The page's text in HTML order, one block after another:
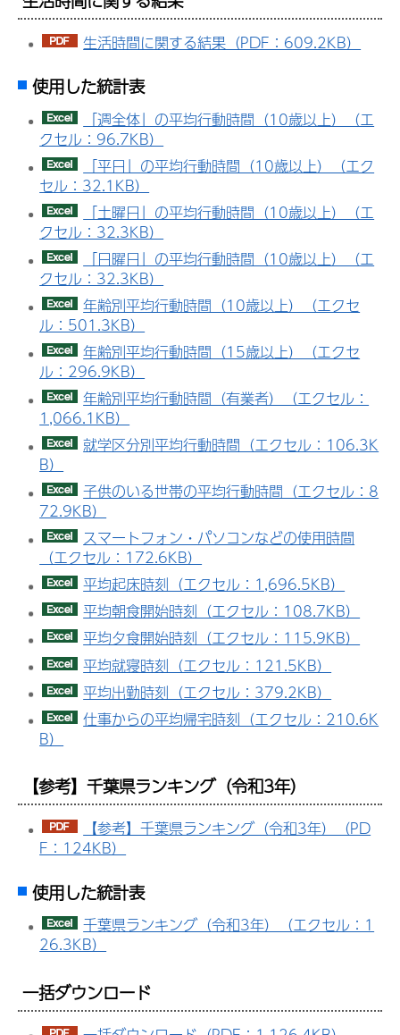
生活時間に関する結果（PDF：609.2KB）
使用した統計表
「週全体」の平均行動時間（10歳以上）（エ
クセル：96.7KB）
「平日」の平均行動時間（10歳以上）（エク
セル：32.1KB）
「土曜日」の平均行動時間（10歳以上）（エ
クセル：32.3KB）
「日曜日」の平均行動時間（10歳以上）（エ
クセル：32.3KB）
年齢別平均行動時間（10歳以上）（エクセ
ル：501.3KB）
年齢別平均行動時間（15歳以上）（エクセ
ル：296.9KB）
年齢別平均行動時間（有業者）（エクセル：
1,066.1KB）
就学区分別平均行動時間（エクセル：106.3K
B）
子供のいる世帯の平均行動時間（エクセル：8
72.9KB）
スマートフォン・パソコンなどの使用時間
（エクセル：172.6KB）
平均起床時刻（エクセル：1,696.5KB）
平均朝食開始時刻（エクセル：108.7KB）
平均夕食開始時刻（エクセル：115.9KB）
平均就寝時刻（エクセル：121.5KB）
平均出勤時刻（エクセル：379.2KB）
仕事からの平均帰宅時刻（エクセル：210.6K
B）
【参考】千葉県ランキング（令和3年）
【参考】千葉県ランキング（令和3年）（PD
F：124KB）
使用した統計表
千葉県ランキング（令和3年）（エクセル：1
26.3KB）
一括ダウンロード